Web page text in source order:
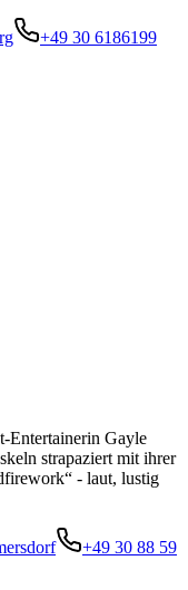
+49 30 6186199
Entertainerin Gayle
strapaziert mit ihrer
- laut, lustig
+49 30 88 59